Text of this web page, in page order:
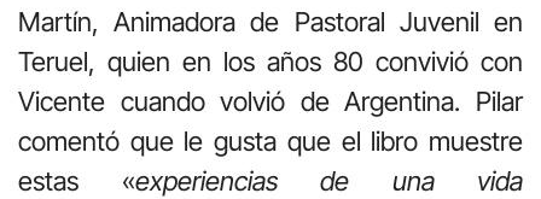
Martín, Animadora de Pastoral Juvenil en
Teruel, quien en los años 80 convivió con
Vicente cuando volvió de Argentina. Pilar
comentó que le gusta que el libro muestre
estas «experiencias de una vida